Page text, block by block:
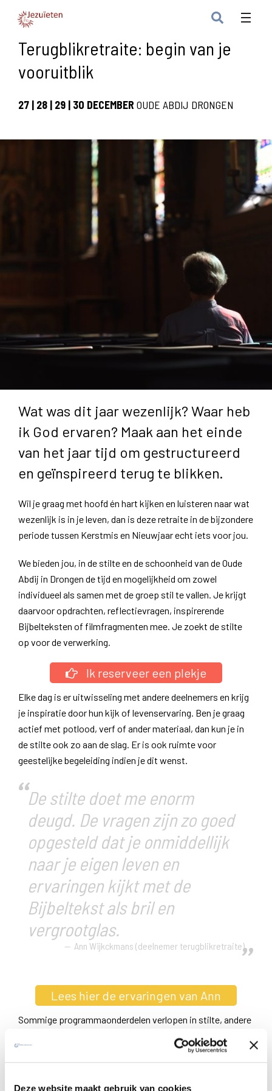
Deze website maakt gebruik van cookies
Terugblikretraite: begin van je
vooruitblik
27 | 28 | 29 | 30 DECEMBER OUDE ABDIJ DRONGEN
Wat was dit jaar wezenlijk? Waar heb
ik God ervaren? ​Maak aan het einde
van het jaar tijd om gestructureerd
en geïnspireerd terug te blikken.
Wil je graag met hoofd én hart kijken en luisteren naar wat
wezenlijk is in je leven, dan is deze retraite in de bijzondere
periode tussen Kerstmis en Nieuwjaar echt iets voor jou.
We bieden jou, in de stilte en de schoonheid van de Oude
Abdij in Drongen de tijd en mogelijkheid om zowel
individueel als samen met de groep stil te vallen. Je krijgt
daarvoor opdrachten, reflectievragen, inspirerende
Bijbelteksten of filmfragmenten mee. Je zoekt de stilte
op voor de verwerking.
Ik reserveer een plekje
Elke dag is er uitwisseling met andere deelnemers en krijg
je inspiratie door hun kijk of levenservaring. Ben je graag
actief met potlood, verf of ander materiaal, dan kun je in
de stilte ook zo aan de slag. Er is ook ruimte voor
geestelijke begeleiding indien je dit wenst.
De stilte doet me enorm
deugd. De vragen zijn zo goed
opgesteld dat je onmiddellijk
naar je eigen leven en
ervaringen kijkt met de
Bijbeltekst als bril en
vergrootglas.
Ann Wijkckmans (deelnemer terugblikretraite)
Lees hier de ervaringen van Ann
Sommige programmaonderdelen verlopen in stilte, andere
niet. Bij de maaltijden wordt niet gepraat: er is
achtergrondmuziek of gewoon stilte. Wie wenst kan na de
avondbezinning een rustig gesprek voeren bij een drankje.
Blijf je liever in de stilte, dan kan dit ook.